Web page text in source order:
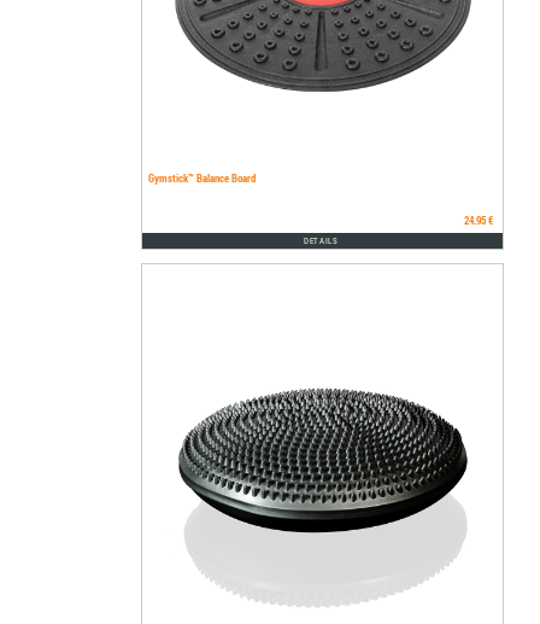
Gymstick™ Balance Board
24.95 €
DETAILS